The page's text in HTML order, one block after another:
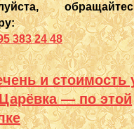
383 24 48
и стоимость
— по этой